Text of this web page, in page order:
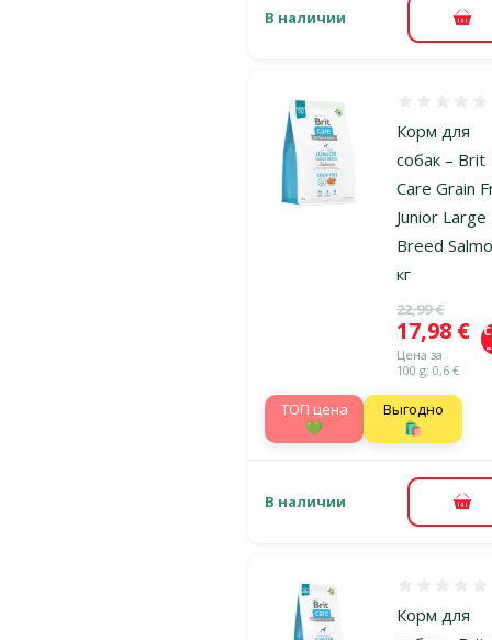
В наличии В
Корм для
собак – Brit
Care Grain
Junior Large
Breed
кг
Исходная
22,99 €
Цена
17,98 €
Цена за
100 g: 0,6 €
TOП цена
💚
Выгодно
🛍️
В наличии В
Корм для